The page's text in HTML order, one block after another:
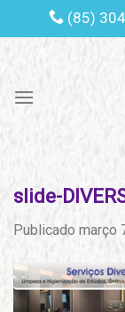
(85)
slide-
Publicado março